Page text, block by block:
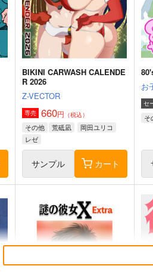
BIKINI CARWASH CALENDE
R 2026
Z-VECTOR
専売 660円 （税込）
その他 荒砥凪
岡田ユリコ
レゼ
サンプル カート
お
セ
そ